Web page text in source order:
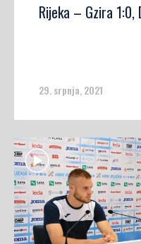
Rijeka – Gzira
29. srpnja, 2021